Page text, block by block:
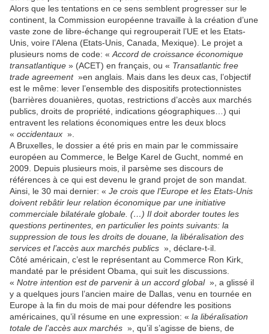
Alors que les tentations en ce sens semblent progresser sur le
continent, la Commission européenne travaille à la création d’une
vaste zone de libre-échange qui regrouperait l’UE et les Etats-
Unis, voire l’Alena (Etats-Unis, Canada, Mexique). Le projet a
plusieurs noms de code: « Accord de croissance économique
transatlantique » (ACET) en français, ou « Transatlantic free
trade agreement»en anglais. Mais dans les deux cas, l’objectif
est le même: lever l’ensemble des dispositifs protectionnistes
(barrières douanières, quotas, restrictions d’accès aux marchés
publics, droits de propriété, indications géographiques…) qui
entravent les relations économiques entre les deux blocs
« occidentaux ».
A Bruxelles, le dossier a été pris en main par le commissaire
européen au Commerce, le Belge Karel de Gucht, nommé en
2009. Depuis plusieurs mois, il parsème ses discours de
références à ce qui est devenu le grand projet de son mandat.
Ainsi, le 30 mai dernier: « Je crois que l’Europe et les Etats-Unis
doivent rebâtir leur relation économique par une initiative
commerciale bilatérale globale. (…) Il doit aborder toutes les
questions pertinentes, en particulier les points suivants: la
suppression de tous les droits de douane, la libéralisation des
services et l’accès aux marchés publics », déclare-t-il.
Côté américain, c’est le représentant au Commerce Ron Kirk,
mandaté par le président Obama, qui suit les discussions.
« Notre intention est de parvenir à un accord global», a glissé il
y a quelques jours l’ancien maire de Dallas, venu en tournée en
Europe à la fin du mois de mai pour défendre les positions
américaines, qu’il résume en une expression: « la libéralisation
totale de l’accès aux marchés », qu’il s’agisse de biens, de